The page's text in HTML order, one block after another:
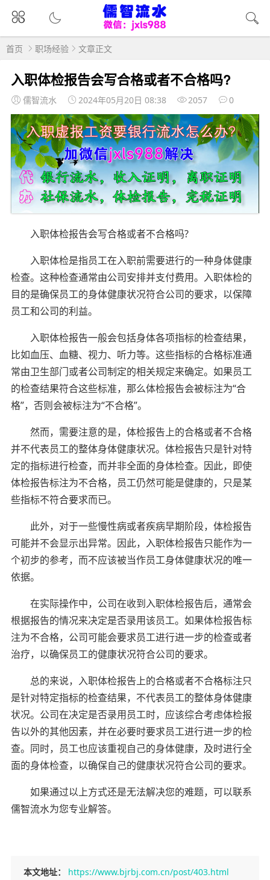
首页 职场经验 文章正文
入职体检报告会写合格或者不合格吗?
儒智流水 2024年05月20日 08:38 2057 0
入职体检报告会写合格或者不合格吗?
入职体检是指员工在入职前需要进行的一种身体健康
检查。这种检查通常由公司安排并支付费用。入职体检的
目的是确保员工的身体健康状况符合公司的要求，以保障
员工和公司的利益。
入职体检报告一般会包括身体各项指标的检查结果，
比如血压、血糖、视力、听力等。这些指标的合格标准通
常由卫生部门或者公司制定的相关规定来确定。如果员工
的检查结果符合这些标准，那么体检报告会被标注为“合
格”，否则会被标注为“不合格”。
然而，需要注意的是，体检报告上的合格或者不合格
并不代表员工的整体身体健康状况。体检报告只是针对特
定的指标进行检查，而并非全面的身体检查。因此，即使
体检报告标注为不合格，员工仍然可能是健康的，只是某
些指标不符合要求而已。
此外，对于一些慢性病或者疾病早期阶段，体检报告
可能并不会显示出异常。因此，入职体检报告只能作为一
个初步的参考，而不应该被当作员工身体健康状况的唯一
依据。
在实际操作中，公司在收到入职体检报告后，通常会
根据报告的情况来决定是否录用该员工。如果体检报告标
注为不合格，公司可能会要求员工进行进一步的检查或者
治疗，以确保员工的健康状况符合公司的要求。
总的来说，入职体检报告上的合格或者不合格标注只
是针对特定指标的检查结果，不代表员工的整体身体健康
状况。公司在决定是否录用员工时，应该综合考虑体检报
告以外的其他因素，并在必要时要求员工进行进一步的检
查。同时，员工也应该重视自己的身体健康，及时进行全
面的身体检查，以确保自己的健康状况符合公司的要求。
如果通过以上方式还是无法解决您的难题，可以联系
儒智流水为您专业解答。
本文地址：
https://www.bjrbj.com.cn/post/403.html